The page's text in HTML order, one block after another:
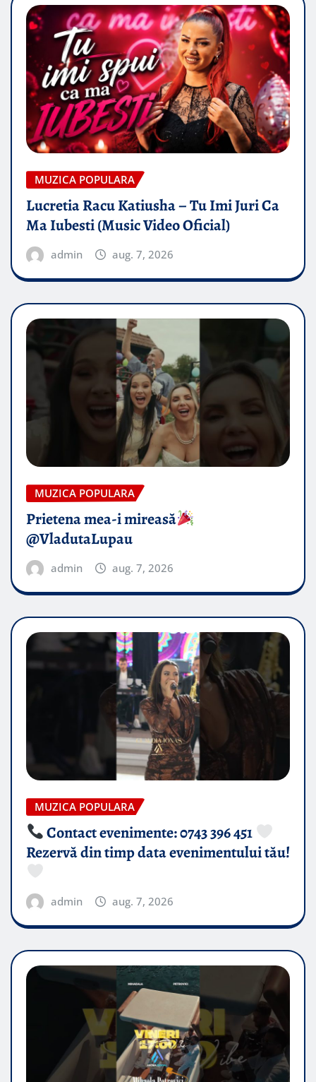
MUZICA POPULARA
Lucretia Racu Katiusha – Tu Imi Juri Ca
Ma Iubesti (Music Video Oficial)
admin aug. 7, 2026
MUZICA POPULARA
Prietena mea-i mireasă​
@VladutaLupau
admin aug. 7, 2026
MUZICA POPULARA
Contact evenimente: 0743 396 451
Rezervă din timp data evenimentului tău!
admin aug. 7, 2026